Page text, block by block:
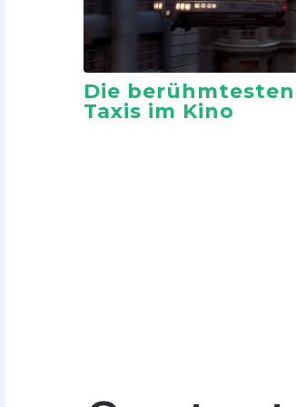
Die berühmtesten
Taxis im Kino